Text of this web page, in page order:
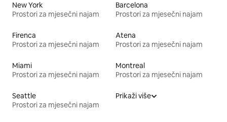
New York
Prostori za mjesečni najam
Barcelona
Prostori za mjesečni najam
Firenca
Prostori za mjesečni najam
Atena
Prostori za mjesečni najam
Miami
Prostori za mjesečni najam
Montreal
Prostori za mjesečni najam
Seattle
Prostori za mjesečni najam
Prikaži više